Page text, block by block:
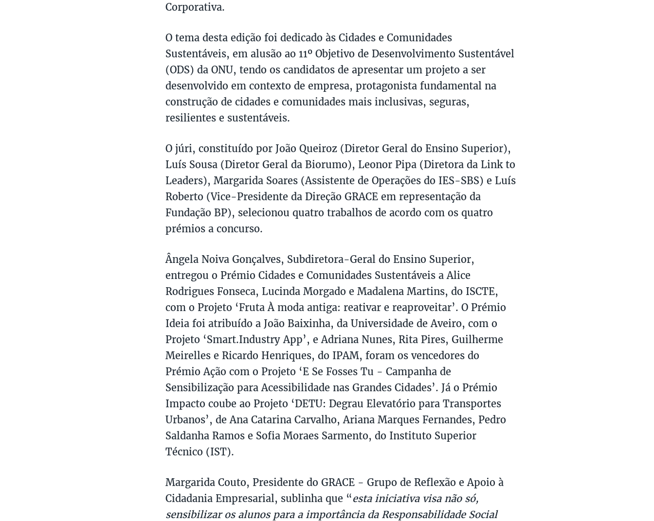
Corporativa.
O tema desta edição foi dedicado às Cidades e Comunidades
Sustentáveis, em alusão ao 11º Objetivo de Desenvolvimento Sustentável
(ODS) da ONU, tendo os candidatos de apresentar um projeto a ser
desenvolvido em contexto de empresa, protagonista fundamental na
construção de cidades e comunidades mais inclusivas, seguras,
resilientes e sustentáveis.
O júri, constituído por João Queiroz (Diretor Geral do Ensino Superior),
Luís Sousa (Diretor Geral da Biorumo), Leonor Pipa (Diretora da Link to
Leaders), Margarida Soares (Assistente de Operações do IES-SBS) e Luís
Roberto (Vice-Presidente da Direção GRACE em representação da
Fundação BP), selecionou quatro trabalhos de acordo com os quatro
prémios a concurso.
Ângela Noiva Gonçalves, Subdiretora-Geral do Ensino Superior,
entregou o Prémio Cidades e Comunidades Sustentáveis a Alice
Rodrigues Fonseca, Lucinda Morgado e Madalena Martins, do ISCTE,
com o Projeto ‘Fruta À moda antiga: reativar e reaproveitar’. O Prémio
Ideia foi atribuído a João Baixinha, da Universidade de Aveiro, com o
Projeto ‘Smart.Industry App’, e Adriana Nunes, Rita Pires, Guilherme
Meirelles e Ricardo Henriques, do IPAM, foram os vencedores do
Prémio Ação com o Projeto ‘E Se Fosses Tu - Campanha de
Sensibilização para Acessibilidade nas Grandes Cidades’. Já o Prémio
Impacto coube ao Projeto ‘DETU: Degrau Elevatório para Transportes
Urbanos’, de Ana Catarina Carvalho, Ariana Marques Fernandes, Pedro
Saldanha Ramos e Sofia Moraes Sarmento, do Instituto Superior
Técnico (IST).
Margarida Couto, Presidente do GRACE - Grupo de Reflexão e Apoio à
Cidadania Empresarial, sublinha que “esta iniciativa visa não só,
sensibilizar os alunos para a importância da Responsabilidade Social